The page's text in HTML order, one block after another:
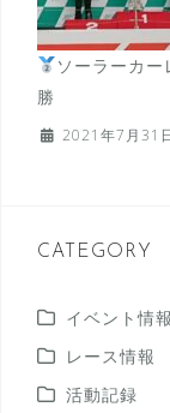
ソーラーカ
勝
2021年7月31
CATEGORY
イベント情報
レース情報
活動記録